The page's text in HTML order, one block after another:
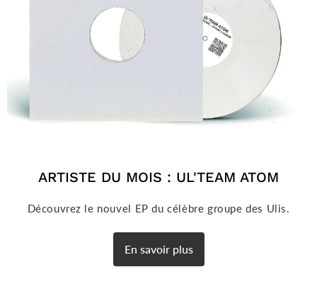
ARTISTE DU MOIS : UL'TEAM ATOM
Découvrez le nouvel EP du célèbre groupe des Ulis.
En savoir plus